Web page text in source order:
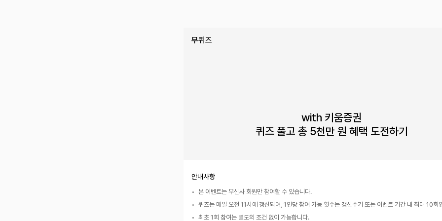
무퀴즈
with 키움증권
퀴즈 풀고 총 5천만 원 혜택 도전하기
안내사항
본 이벤트는 무신사 회원만 참여할 수 있습니다.
퀴즈는 매일 오전 11시에 갱신되며, 1인당 참여 가능 횟수는 갱신주기 또는 이벤트 기간 내 최대 10회
최초 1회 참여는 별도의 조건 없이 가능합니다.